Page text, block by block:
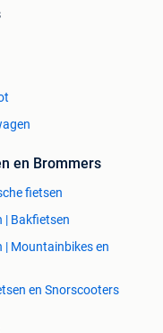
MINUTE
B&B CITY TRIP LUXE
en Brommers
fietsen
| Bakfietsen
| Mountainbikes en
en Snorscooters